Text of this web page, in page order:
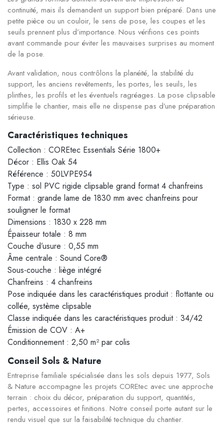
continuité, mais ils demandent un support bien préparé. Dans une
petite pièce ou un couloir, le sens de pose, les coupes et les
seuils prennent plus d’importance. Nous vérifions ces points
avant commande pour éviter les mauvaises surprises au moment
de la pose.
Avant validation, nous contrôlons la planéité, la stabilité du
support, les anciens revêtements, les portes, les seuils, les
plinthes, les profils et les éventuels ragréages. La pose clipsable
simplifie le chantier, mais elle ne dispense pas d’une préparation
sérieuse.
Caractéristiques techniques
Collection : COREtec Essentials Série 1800+
Décor : Ellis Oak 54
Référence : 50LVPE954
Type : sol PVC rigide clipsable grand format 4 chanfreins
Format : grande lame de 1830 mm avec chanfreins pour
souligner le format
Dimensions : 1830 x 228 mm
Épaisseur totale : 8 mm
Couche d’usure : 0,55 mm
Âme centrale : Sound Core®
Sous-couche : liège intégré
Chanfreins : 4 chanfreins
Pose indiquée dans les caractéristiques produit : flottante ou
collée, système clipsable
Classe indiquée dans les caractéristiques produit : 34/42
Émission de COV : A+
Conditionnement : 2,50 m² par colis
Conseil Sols & Nature
Entreprise familiale spécialisée dans les sols depuis 1977, Sols
& Nature accompagne les projets COREtec avec une approche
terrain : choix du décor, préparation du support, quantités,
pertes, accessoires et finitions. Notre conseil porte autant sur le
rendu visuel que sur la faisabilité technique du chantier.